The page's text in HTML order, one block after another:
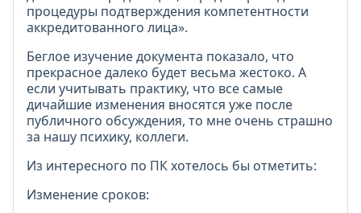
процедуры подтверждения компетентности
аккредитованного лица».
Беглое изучение документа показало, что
прекрасное далеко будет весьма жестоко. А
если учитывать практику, что все самые
дичайшие изменения вносятся уже после
публичного обсуждения, то мне очень страшно
за нашу психику, коллеги.
Из интересного по ПК хотелось бы отметить:
Изменение сроков: